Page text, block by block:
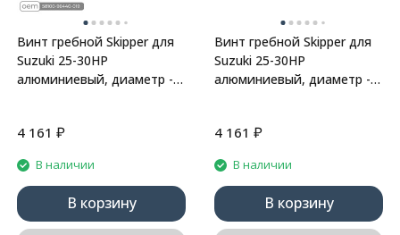
Винт гребной Skipper для
Suzuki 25-30HP
алюминиевый, диаметр -
4 161 ₽
В наличии
В корзину
Винт гребной Skipper для
Suzuki 25-30HP
алюминиевый, диаметр -
4 161 ₽
В наличии
В корзину